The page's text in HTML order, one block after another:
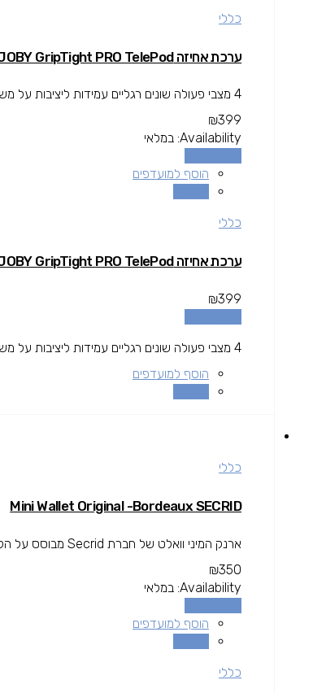
כללי
ערכת אחיזה JOBY GripTight PRO TelePod
4 מצבי פעולה שונים רגליים עמידות ליציבות על משטחים לא אחידים מצב הטיה ונוף לרוחב עבור Stream & vlogging
₪399
Availability: במלאי
הוסף למועדפים
כללי
ערכת אחיזה JOBY GripTight PRO TelePod
₪399
4 מצבי פעולה שונים רגליים עמידות ליציבות על משטחים לא אחידים מצב הטיה ונוף לרוחב עבור Stream & vlogging
הוסף למועדפים
כללי
Mini Wallet Original -Bordeaux SECRID
ארנק המיני וואלט של חברת Secrid מבוסס על הקארד פרוטקטור בשילוב עור וסוגר תיק תק, המיני וואלט גם קומפקטי וגם...
₪350
Availability: במלאי
הוסף למועדפים
כללי